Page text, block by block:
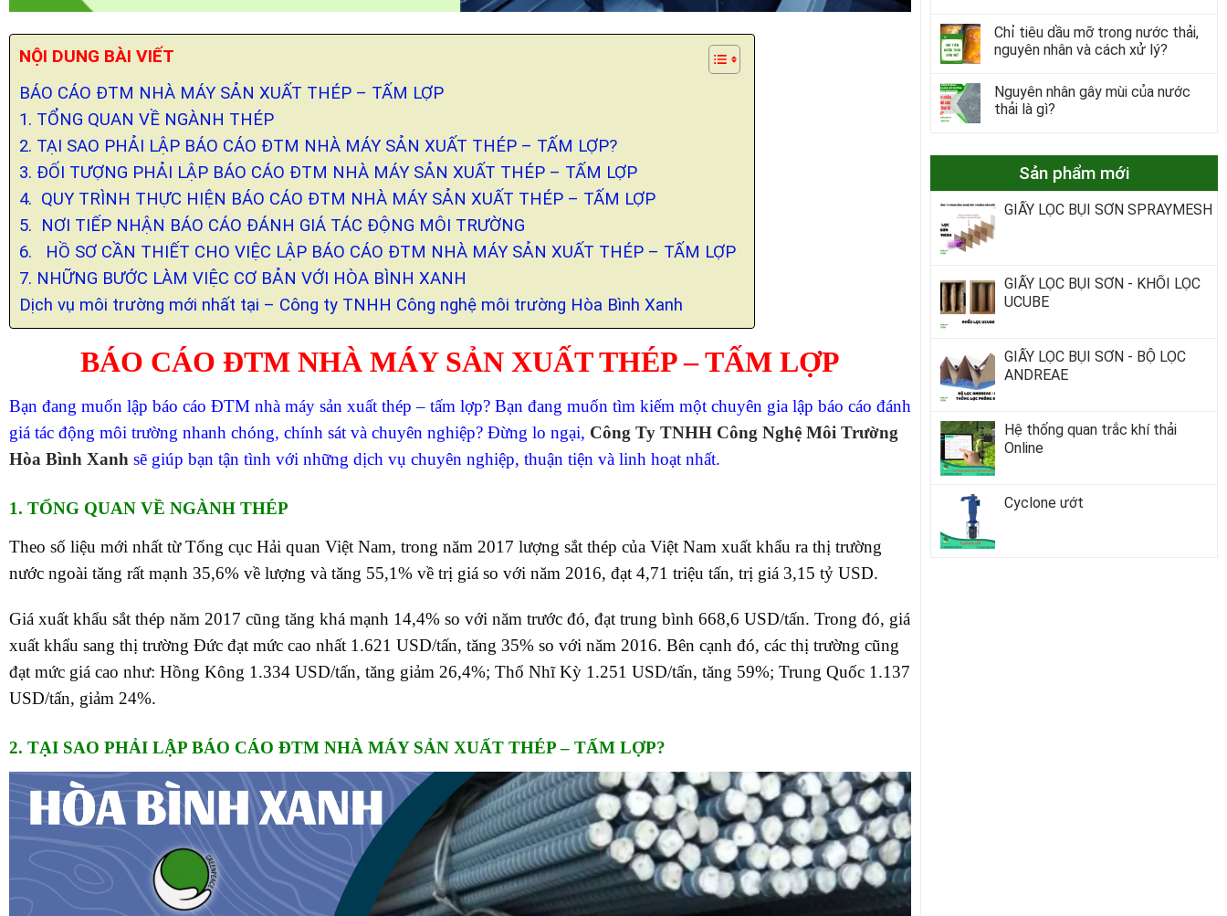
NỘI DUNG BÀI VIẾT
BÁO CÁO ĐTM NHÀ MÁY SẢN XUẤT THÉP – TẤM LỢP
1. TỔNG QUAN VỀ NGÀNH THÉP
2. TẠI SAO PHẢI LẬP BÁO CÁO ĐTM NHÀ MÁY SẢN XUẤT THÉP – TẤM LỢP?
3. ĐỐI TƯỢNG PHẢI LẬP BÁO CÁO ĐTM NHÀ MÁY SẢN XUẤT THÉP – TẤM LỢP
4. QUY TRÌNH THỰC HIỆN BÁO CÁO ĐTM NHÀ MÁY SẢN XUẤT THÉP – TẤM LỢP
5. NƠI TIẾP NHẬN BÁO CÁO ĐÁNH GIÁ TÁC ĐỘNG MÔI TRƯỜNG
6. HỒ SƠ CẦN THIẾT CHO VIỆC LẬP BÁO CÁO ĐTM NHÀ MÁY SẢN XUẤT THÉP – TẤM LỢP
7. NHỮNG BƯỚC LÀM VIỆC CƠ BẢN VỚI HÒA BÌNH XANH
Dịch vụ môi trường mới nhất tại – Công ty TNHH Công nghệ môi trường Hòa Bình Xanh
BÁO CÁO ĐTM NHÀ MÁY SẢN XUẤT THÉP – TẤM LỢP
Bạn đang muốn lập báo cáo ĐTM nhà máy sản xuất thép – tấm lợp? Bạn đang muốn tìm kiếm một chuyên gia lập báo cáo đánh
giá tác động môi trường nhanh chóng, chính sát và chuyên nghiệp? Đừng lo ngại, Công Ty TNHH Công Nghệ Môi Trường
Hòa Bình Xanhsẽ giúp bạn tận tình với những dịch vụ chuyên nghiệp, thuận tiện và linh hoạt nhất.
1. TỔNG QUAN VỀ NGÀNH THÉP
Theo số liệu mới nhất từ Tổng cục Hải quan Việt Nam, trong năm 2017 lượng sắt thép của Việt Nam xuất khẩu ra thị trường
nước ngoài tăng rất mạnh 35,6% về lượng và tăng 55,1% về trị giá so với năm 2016, đạt 4,71 triệu tấn, trị giá 3,15 tỷ USD.
Giá xuất khẩu sắt thép năm 2017 cũng tăng khá mạnh 14,4% so với năm trước đó, đạt trung bình 668,6 USD/tấn. Trong đó, giá
xuất khẩu sang thị trường Đức đạt mức cao nhất 1.621 USD/tấn, tăng 35% so với năm 2016. Bên cạnh đó, các thị trường cũng
đạt mức giá cao như: Hồng Kông 1.334 USD/tấn, tăng giảm 26,4%; Thổ Nhĩ Kỳ 1.251 USD/tấn, tăng 59%; Trung Quốc 1.137
USD/tấn, giảm 24%.
2. TẠI SAO PHẢI LẬP BÁO CÁO ĐTM NHÀ MÁY SẢN XUẤT THÉP – TẤM LỢP?
Chỉ tiêu dầu mỡ trong nước thải,
nguyên nhân và cách xử lý?
Nguyên nhân gây mùi của nước
thải là gì?
Sản phẩm mới
GIẤY LỌC BỤI SƠN SPRAYMESH
GIẤY LỌC BỤI SƠN - KHỐI LỌC
UCUBE
GIẤY LỌC BỤI SƠN - BỘ LỌC
ANDREAE
Hệ thống quan trắc khí thải
Online
Cyclone ướt